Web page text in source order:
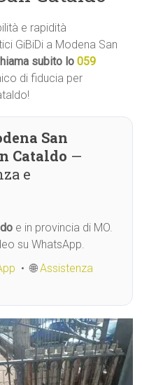
e rapidità
GiBiDi a Modena San
subito lo059
di fiducia per
San
Cataldo —
e
e in provincia di MO.
su WhatsApp.
• 🌐Assistenza